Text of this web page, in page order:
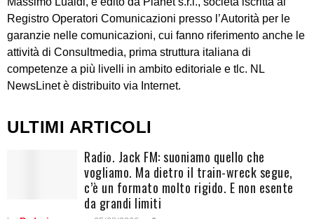
Registro Operatori Comunicazioni presso l’Autorità per le
garanzie nelle comunicazioni, cui fanno riferimento anche le
attività di Consultmedia, prima struttura italiana di
competenze a più livelli in ambito editoriale e tlc. NL
NewsLinet è distribuito via Internet.
ULTIMI ARTICOLI
Radio. Jack FM: suoniamo quello che
vogliamo. Ma dietro il train-wreck segue,
c’è un formato molto rigido. E non esente
da grandi limiti